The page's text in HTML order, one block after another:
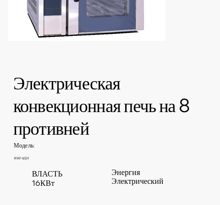
Электрическая
конвекционная печь на 8
противней
Модель:
ЯМР-8ДИ
ВЛАСТЬ
16КВт
Электрический
Энергия